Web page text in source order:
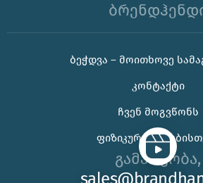
ᲑᲔᲭᲓᲕᲐ – ᲛᲝᲘᲗᲮᲝᲕᲔ
ᲙᲝᲜᲢᲐᲥᲢᲘ
ᲩᲕᲔᲜ ᲛᲝᲒᲕᲬᲝᲜᲡ
ᲤᲘᲖᲘᲙᲣᲠᲘ
გამარჯობა,
🌊 უჰ, ამ ცხელ ზაფხულს თუ
დახმარება გჭირდებათ, იცოდეთ აქ